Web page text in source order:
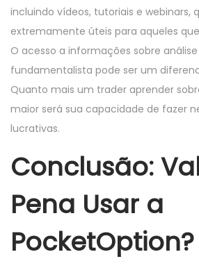
incluindo vídeos, tutoriais e webinars,
extremamente úteis para aqueles
O acesso a informações sobre
fundamentalista pode ser um
Quanto mais um trader aprender
maior será sua capacidade de fazer
lucrativas.
Conclusão:
Pena Usar a
PocketOption?